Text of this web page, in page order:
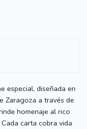
especial, diseñada en
Zaragoza a través de
homenaje al rico
carta cobra vida